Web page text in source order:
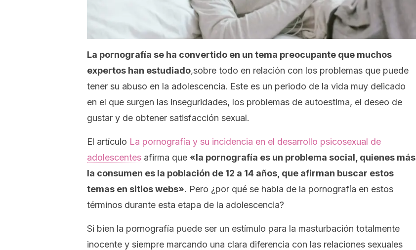
La pornografía se ha convertido en un tema preocupante que muchos
expertos han estudiado,sobre todo en relación con los problemas que puede
tener su abuso en la adolescencia. Este es un periodo de la vida muy delicado
en el que surgen las inseguridades, los problemas de autoestima, el deseo de
gustar y de obtener satisfacción sexual.
El artículo La pornografía y su incidencia en el desarrollo psicosexual de
adolescentes afirma que «la pornografía es un problema social, quienes más
la consumen es la población de 12 a 14 años, que afirman buscar estos
temas en sitioswebs». Pero ¿por qué se habla de la pornografía en estos
términos durante esta etapa de la adolescencia?
Si bien la pornografía puede ser un estímulo para la masturbación totalmente
inocente y siempre marcando una clara diferencia con las relaciones sexuales